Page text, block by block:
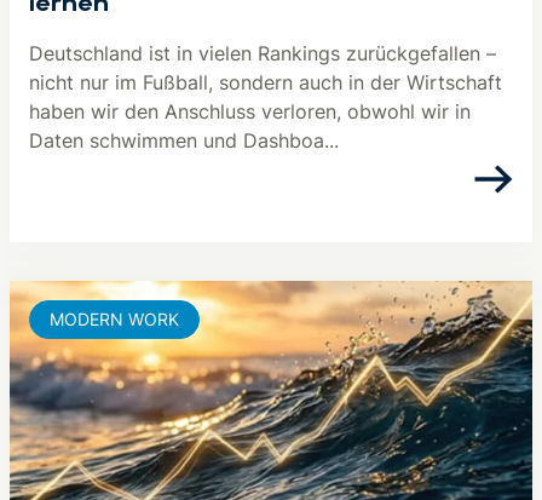
lernen
Deutschland ist in vielen Rankings zurückgefallen –
nicht nur im Fußball, sondern auch in der Wirtschaft
haben wir den Anschluss verloren, obwohl wir in
Daten schwimmen und Dashboa...
MODERN WORK